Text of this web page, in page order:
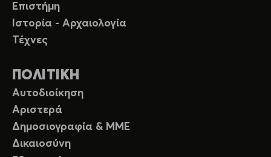
Επιστήμη
Ιστορία - Αρχαιολογία
Τέχνες
ΠΟΛΙΤΙΚΗ
Αυτοδιοίκηση
Αριστερά
Δημοσιογραφία & ΜΜΕ
Δικαιοσύνη